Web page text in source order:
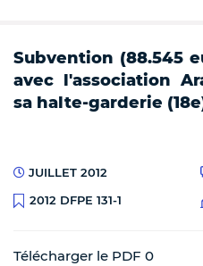
Subvention (88.545
avec l'association
sa halte-garderie
JUILLET 2012
2012 DFPE 131-1
Télécharger le PDF 0